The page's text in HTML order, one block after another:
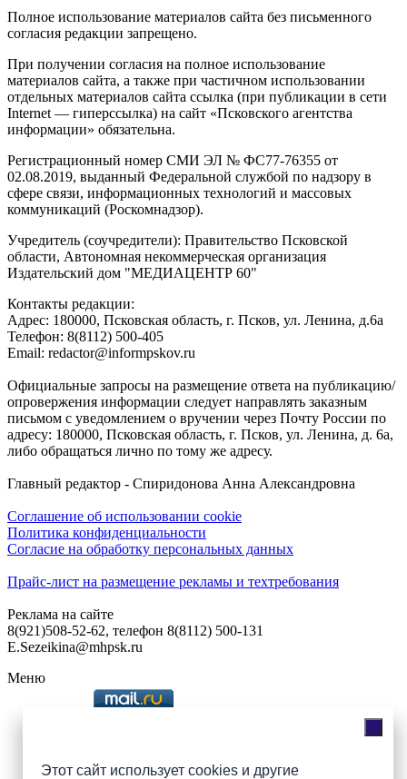
Этот сайт использует cookies и другие
Полное использование материалов сайта без письменного
согласия редакции запрещено.
При получении согласия на полное использование
материалов сайта, а также при частичном использовании
отдельных материалов сайта ссылка (при публикации в сети
Internet — гиперссылка) на сайт «Псковского агентства
информации» обязательна.
Регистрационный номер СМИ ЭЛ № ФС77-76355 от
02.08.2019, выданный Федеральной службой по надзору в
сфере связи, информационных технологий и массовых
коммуникаций (Роскомнадзор).
Учредитель (соучредители): Правительство Псковской
области, Автономная некоммерческая организация
Издательский дом "МЕДИАЦЕНТР 60"
Контакты редакции:
Адреc: 180000, Псковская область, г. Псков, ул. Ленина, д.6а
Телефон: 8(8112) 500-405
Email: redactor@informpskov.ru
Официальные запросы на размещение ответа на публикацию/
опровержения информации следует направлять заказным
письмом с уведомлением о вручении через Почту России по
адресу: 180000, Псковская область, г. Псков, ул. Ленина, д. 6а,
либо обращаться лично по тому же адресу.
Главный редактор - Спиридонова Анна Александровна
Соглашение об использовании cookie
Политика конфиденциальности
Согласие на обработку персональных данных
Прайс-лист на размещение рекламы и техтребования
Реклама на сайте
8(921)508-52-62, телефон 8(8112) 500-131
E.Sezeikina@mhpsk.ru
Меню